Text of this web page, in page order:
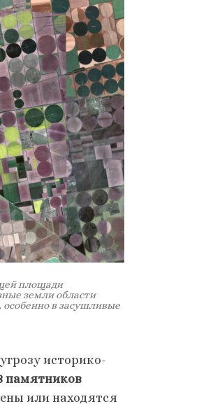
площади
земли области
в засушливые
историко-
памятников
или находятся